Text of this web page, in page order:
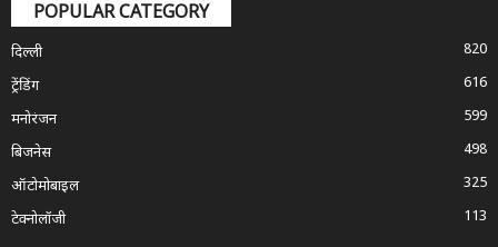
POPULAR CATEGORY
दिल्ली
820
ट्रेंडिंग
616
मनोरंजन
599
बिजनेस
498
ऑटोमोबाइल
325
टेक्नोलॉजी
113